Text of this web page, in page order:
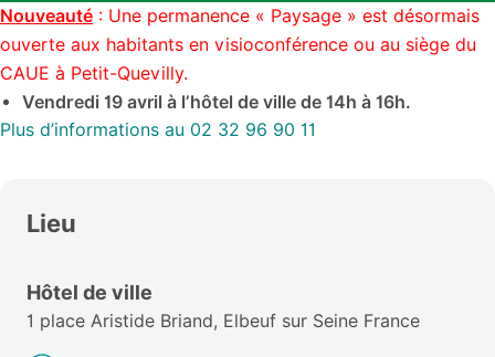
Nouveauté : Une permanence « Paysage » est désormais
ouverte aux habitants en visioconférence ou au siège du
CAUE à Petit-Quevilly.
Vendredi 19 avril à l’hôtel de ville de 14h à 16h.
Plus d’informations au 02 32 96 90 11
Lieu
Hôtel de ville
1 place Aristide Briand, Elbeuf sur Seine France